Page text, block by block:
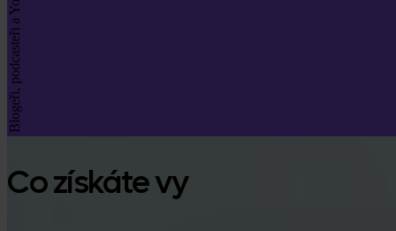
Blogeři, podcasteři a YouTubeři
Co získáte vy